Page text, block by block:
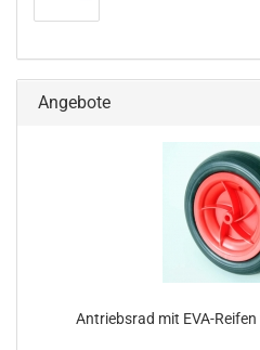
Angebote
Antriebsrad mit EVA-Reifen